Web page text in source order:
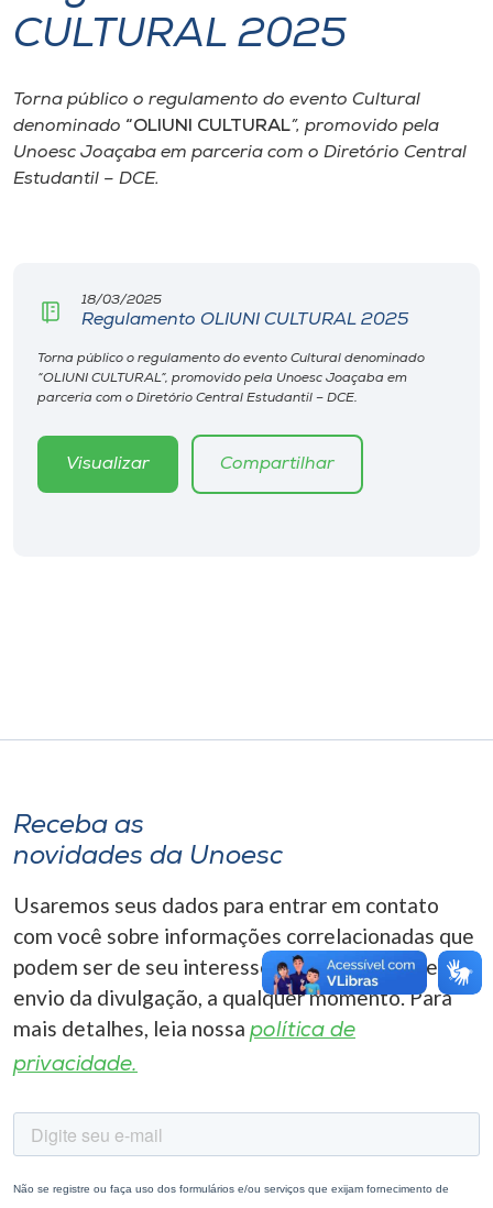
I.nova
Diplomados
Cultura
Biblioteca
Editora
Rádio
A+
CULTURAL 2025
Torna público o regulamento do evento Cultural
denominado “OLIUNI CULTURAL”, promovido pela
Unoesc Joaçaba em parceria com o Diretório Central
Estudantil – DCE.
18/03/2025
Regulamento OLIUNI CULTURAL 2025
Torna público o regulamento do evento Cultural denominado
“OLIUNI CULTURAL”, promovido pela Unoesc Joaçaba em
parceria com o Diretório Central Estudantil – DCE.
Visualizar Compartilhar
Receba as
novidades da Unoesc
Usaremos seus dados para entrar em contato
com você sobre informações correlacionadas que
podem ser de seu interesse. Você pode cancelar o
envio da divulgação, a qualquer momento. Para
mais detalhes, leia nossa política de
privacidade.